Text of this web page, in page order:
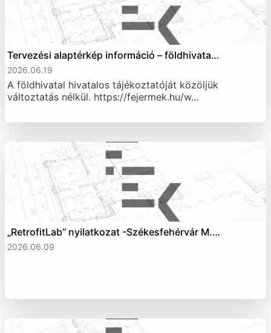
Tervezési alaptérkép információ – földhivata…
2026.06.19
A földhivatal hivatalos tájékoztatóját közöljük
változtatás nélkül. https://fejermek.hu/w…
„RetrofitLab” nyilatkozat -Székesfehérvár M.…
2026.06.09